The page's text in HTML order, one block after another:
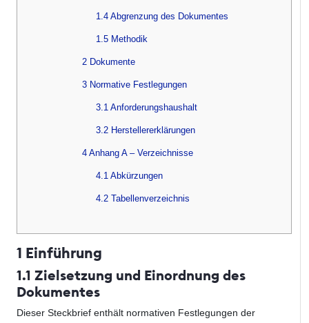
1.4 Abgrenzung des Dokumentes
1.5 Methodik
2 Dokumente
3 Normative Festlegungen
3.1 Anforderungshaushalt
3.2 Herstellererklärungen
4 Anhang A – Verzeichnisse
4.1 Abkürzungen
4.2 Tabellenverzeichnis
1 Einführung
1.1 Zielsetzung und Einordnung des
Dokumentes
Dieser Steckbrief enthält normativen Festlegungen der